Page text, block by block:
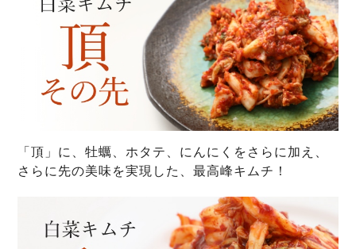
「頂」に、牡蠣、ホタテ、にんにくをさらに加え、
さらに先の美味を実現した、最高峰キムチ！